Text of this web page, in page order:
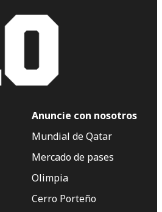
Anuncie con nosotros
Mundial de Qatar
Mercado de pases
Olimpia
Cerro Porteño